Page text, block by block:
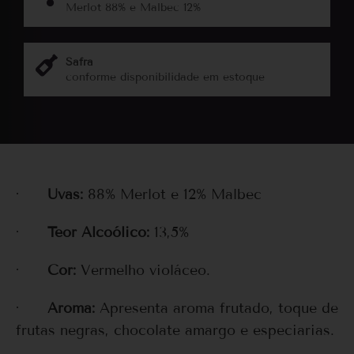
Merlot 88% e Malbec 12%
Safra
conforme disponibilidade em estoque
· Uvas: 88% Merlot e 12% Malbec
· Teor Alcoólico: 13,5%
· Cor: Vermelho violáceo.
· Aroma: Apresenta aroma frutado, toque de
frutas negras, chocolate amargo e especiarias.